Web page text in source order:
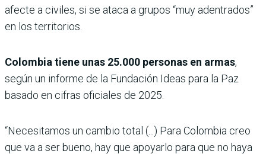
afecte a civiles, si se ataca a grupos “muy adentrados”
en los territorios.
Colombia tiene unas 25.000 personas en armas,
según un informe de la Fundación Ideas para la Paz
basado en cifras oficiales de 2025.
“Necesitamos un cambio total (...) Para Colombia creo
que va a ser bueno, hay que apoyarlo para que no haya